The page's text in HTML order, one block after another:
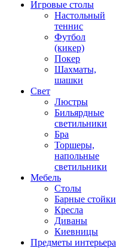
Игровые столы
Настольный
теннис
Футбол
(кикер)
Покер
Шахматы,
шашки
Свет
Люстры
Бильярдные
светильники
Бра
Торшеры,
напольные
светильники
Мебель
Столы
Барные стойки
Кресла
Диваны
Киевницы
Предметы интерьера